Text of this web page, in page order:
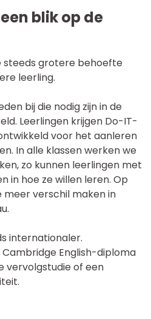
blik op de
steeds grotere behoefte
leerling.
bij die nodig zijn in de
Leerlingen krijgen Do-IT-
voor het aanleren
In alle klassen werken we
zo kunnen leerlingen met
in hoe ze willen leren. Op
meer verschil maken in
internationaler.
Cambridge English-diploma
vervolgstudie of een